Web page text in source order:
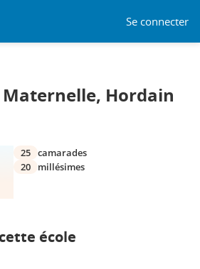
Se connecter
Maternelle, Hordain
25 camarades
20
millésimes
école